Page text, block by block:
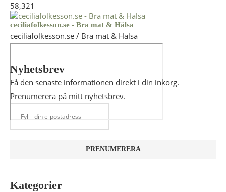
58,321
ceciliafolkesson.se - Bra mat & Hälsa
ceciliafolkesson.se / Bra mat & Hälsa
Nyhetsbrev
Få den senaste informationen direkt i din inkorg.
Prenumerera på mitt nyhetsbrev.
Kategorier